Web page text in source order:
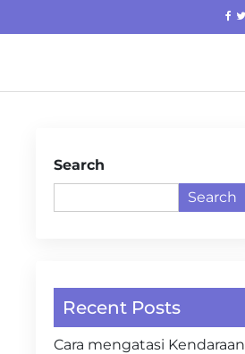
Search
Search
Recent Posts
Cara mengatasi Kendaraan